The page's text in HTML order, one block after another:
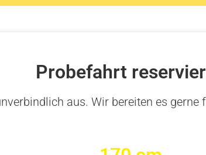
Probefahrt
aus. Wir bereiten es